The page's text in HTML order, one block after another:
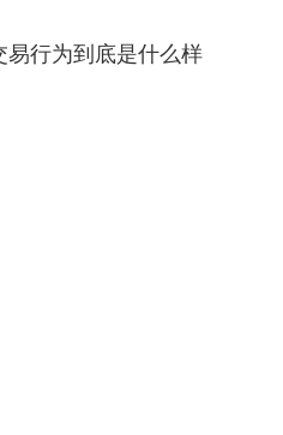
易行为到底是什么样